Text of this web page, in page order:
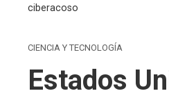
ciberacoso
CIENCIA Y TECNOLOGÍA
Estados